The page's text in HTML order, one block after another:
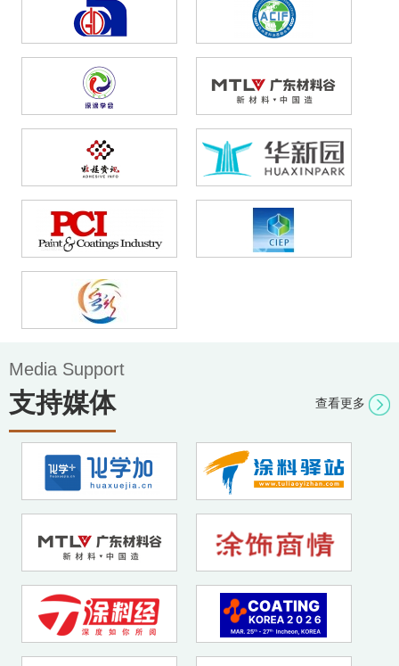
Media Support
支持媒体 查看更多